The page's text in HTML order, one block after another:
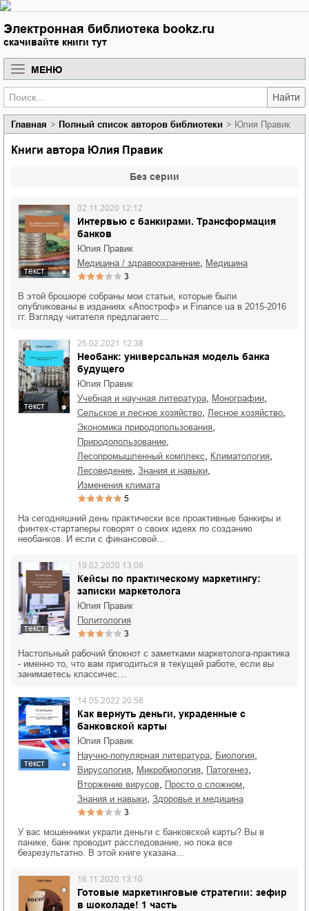
Электронная библиотека bookz.ru
скачивайте книги тут
МЕНЮ
Найти
Главная Полный список авторов библиотеки Юлия Правик
Книги автора Юлия Правик
Без серии
текст
Интервью с банкирами. Трансформация
банков
02.11.2020 12:12
Юлия Правик
медицина / здравоохранение
медицина
3
В этой брошюре собраны мои статьи, которые были
опубликованы в изданиях «Апостроф» и Finance ua в 2015-2016
гг. Взгляду читателя предлагаетс…
текст
Необанк: универсальная модель банка
будущего
25.02.2021 12:38
Юлия Правик
учебная и научная литература
монографии
сельское и лесное хозяйство лесное хозяйство
экономика природопользования
природопользование
лесопромышленный комплекс климатология
лесоведение знания и навыки
изменения климата
5
На сегодняшний день практически все проактивные банкиры и
финтех-стартаперы говорят о своих идеях по созданию
необанков. И если с финансовой…
текст
Кейсы по практическому маркетингу:
записки маркетолога
19.02.2020 13:08
Юлия Правик
политология
3
Настольный рабочий блокнот с заметками маркетолога-практика
- именно то, что вам пригодиться в текущей работе, если вы
занимаетесь классичес…
текст
Как вернуть деньги, украденные с
банковской карты
14.05.2022 20:58
Юлия Правик
научно-популярная литература
биология
вирусология микробиология патогенез
вторжение вирусов просто о сложном
знания и навыки здоровье и медицина
3
У вас мошенники украли деньги с банковской карты? Вы в
панике, банк проводит расследование, но пока все
безрезультатно. В этой книге указана…
Готовые маркетинговые стратегии: зефир
в шоколаде! 1 часть
16.11.2020 13:10